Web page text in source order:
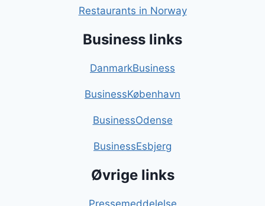
Restaurants in Norway
Business links
DanmarkBusiness
BusinessKøbenhavn
BusinessOdense
BusinessEsbjerg
Øvrige links